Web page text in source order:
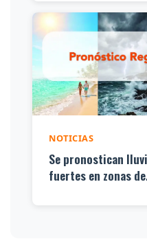
NOTICIAS
Se pronostican
fuertes en zonas